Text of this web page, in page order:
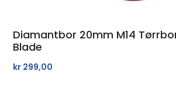
Diamantbor 20mm M14
Blade
kr 299,00